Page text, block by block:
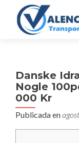
Danske
Nogle
000 Kr
Publicada en